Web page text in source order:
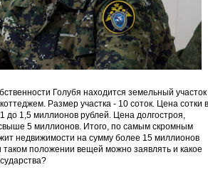
Голубя находится земельный участок
Размер участка - 10 соток. Цена сотки в
до 1,5 миллионов рублей. Цена долгостроя,
5 миллионов. Итого, по самым скромным
недвижимости на сумму более 15 миллионов
таком положении вещей можно заявлять и какое